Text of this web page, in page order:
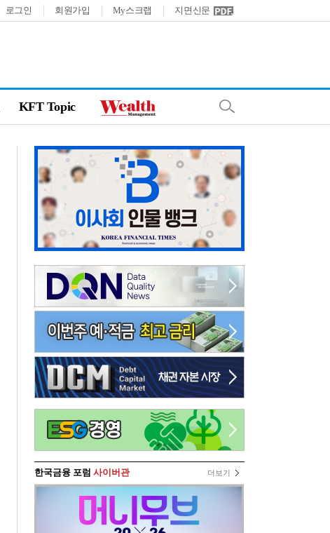
로그인 회원가입 My스크랩 지면신문
KFT Topic
한국금융 포럼 사이버관 더보기